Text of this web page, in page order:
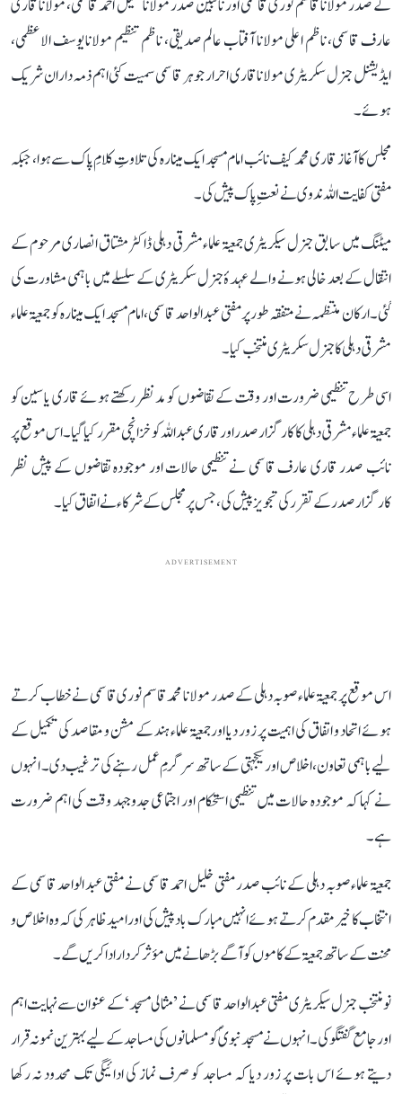
کے صدر مولانا قاسم نوری قاسمی اور نائبین صدر مولانا خلیل احمد قاسمی، مولانا قاری
عارف قاسمی، ناظم اعلی مولانا آفتاب عالم صدیقی، ناظم تنظیم مولانا یوسف الاعظمی،
ایڈیشنل جنرل سکریٹری مولانا قاری احرار جوہر قاسمی سمیت کئی اہم ذمہ داران شریک
ہوئے ۔
مجلس کا آغاز قاری محمد کیف نائب امام مسجد ایک مینارہ کی تلاوتِ کلامِ پاک سے ہوا، جبکہ
مفتی کفایت اللہ ندوی نے نعتِ پاک پیش کی۔
میٹنگ میں سابق جنرل سیکریٹری جمعیۃ علماء مشرقی دہلی ڈاکٹر مشتاق انصاری مرحوم کے
انتقال کے بعد خالی ہونے والے عہدۂ جنرل سکریٹری کے سلسلے میں باہمی مشاورت کی
گئی۔ ارکان منتظمہ نے متفقہ طور پر مفتی عبد الواحد قاسمی، امام مسجد ایک مینارہ کو جمعیۃ علماء
مشرقی دہلی کا جنرل سکریٹری منتخب کیا۔
اسی طرح تنظیمی ضرورت اور وقت کے تقاضوں کو مدنظر رکھتے ہوئے قاری یاسین کو
جمعیۃ علماء مشرقی دہلی کا کارگزار صدر اور قاری عبد اللہ کو خزانچی مقرر کیا گیا۔ اس موقع پر
نائب صدر قاری عارف قاسمی نے تنظیمی حالات اور موجودہ تقاضوں کے پیش نظر
کارگزار صدر کے تقرر کی تجویز پیش کی، جس پر مجلس کے شرکاء نے اتفاق کیا۔
ADVERTISEMENT
اس موقع پر جمعیۃ علماء صوبہ دہلی کے صدر مولانا محمد قاسم نوری قاسمی نے خطاب کرتے
ہوئے اتحاد و اتفاق کی اہمیت پر زور دیا اور جمعیۃ علماء ہند کے مشن و مقاصد کی تکمیل کے
لیے باہمی تعاون، اخلاص اور یکجہتی کے ساتھ سرگرمِ عمل رہنے کی ترغیب دی۔ انہوں
نے کہا کہ موجودہ حالات میں تنظیمی استحکام اور اجتماعی جدوجہد وقت کی اہم ضرورت
ہے۔
جمعیۃ علماء صوبہ دہلی کے نائب صدر مفتی خلیل احمد قاسمی نے مفتی عبد الواحد قاسمی کے
انتخاب کا خیر مقدم کرتے ہوئے انہیں مبارک باد پیش کی اور امید ظاہر کی کہ وہ اخلاص و
محنت کے ساتھ جمعیۃ کے کاموں کو آگے بڑھانے میں مؤثر کردار ادا کریں گے۔
نو منتخب جنرل سیکریٹری مفتی عبد الواحد قاسمی نے ’مثالی مسجد‘ کے عنوان سے نہایت اہم
اور جامع گفتگو کی۔ انہوں نے مسجد نبویؐ کو مسلمانوں کی مساجد کے لیے بہترین نمونہ قرار
دیتے ہوئے اس بات پر زور دیا کہ مساجد کو صرف نماز کی ادائیگی تک محدود نہ رکھا